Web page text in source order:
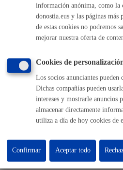
Sede electrónica
Otras páginas web corporativas
Donostia Kirola
Donostia Kultura
Donostia Turismo
Dbus
información anónima, como la
donostia.eus y las páginas
de estas cookies no podremos
mejorar nuestra oferta de
Cookies de
Los socios anunciantes pueden
Dichas compañías pueden
intereses y mostrarle anuncios
almacenar directamente
utiliza a día de hoy cookies de
Confirmar Aceptar todo